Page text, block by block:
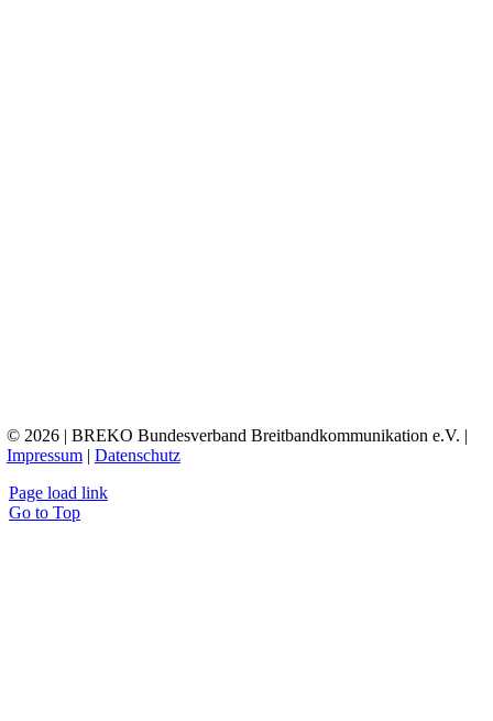
© 2026 | BREKO Bundesverband Breitbandkommunikation e.V. |
Impressum| Datenschutz
Page load link
Go to Top